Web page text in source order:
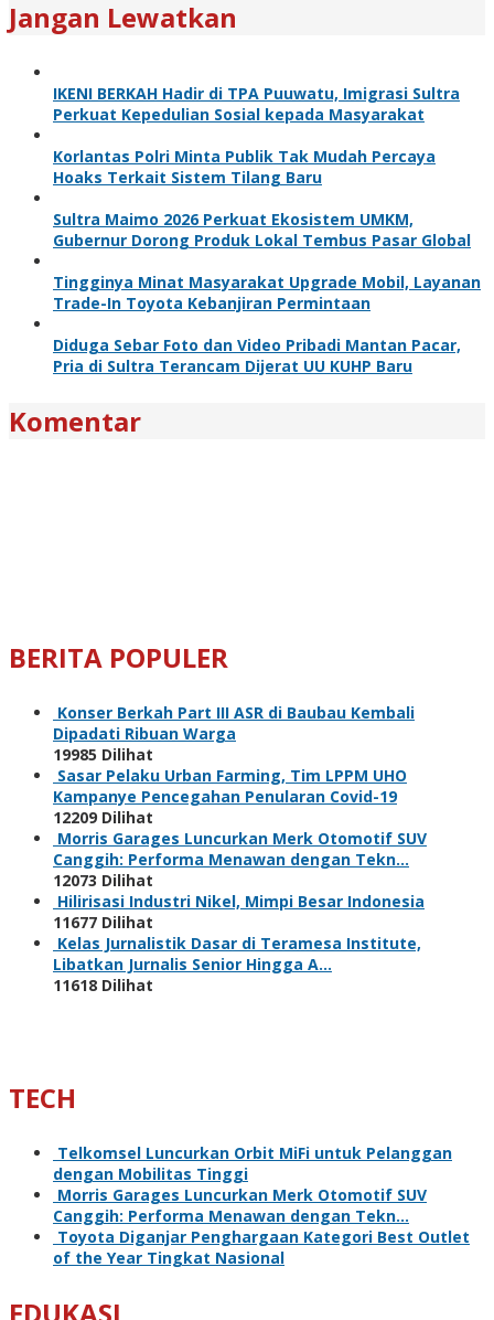
Jangan Lewatkan
IKENI BERKAH Hadir di TPA Puuwatu, Imigrasi Sultra
Perkuat Kepedulian Sosial kepada Masyarakat
Korlantas Polri Minta Publik Tak Mudah Percaya
Hoaks Terkait Sistem Tilang Baru
Sultra Maimo 2026 Perkuat Ekosistem UMKM,
Gubernur Dorong Produk Lokal Tembus Pasar Global
Tingginya Minat Masyarakat Upgrade Mobil, Layanan
Trade-In Toyota Kebanjiran Permintaan
Diduga Sebar Foto dan Video Pribadi Mantan Pacar,
Pria di Sultra Terancam Dijerat UU KUHP Baru
Komentar
BERITA POPULER
Konser Berkah Part III ASR di Baubau Kembali
Dipadati Ribuan Warga
19985 Dilihat
Sasar Pelaku Urban Farming, Tim LPPM UHO
Kampanye Pencegahan Penularan Covid-19
12209 Dilihat
Morris Garages Luncurkan Merk Otomotif SUV
Canggih: Performa Menawan dengan Tekn…
12073 Dilihat
Hilirisasi Industri Nikel, Mimpi Besar Indonesia
11677 Dilihat
Kelas Jurnalistik Dasar di Teramesa Institute,
Libatkan Jurnalis Senior Hingga A…
11618 Dilihat
TECH
Telkomsel Luncurkan Orbit MiFi untuk Pelanggan
dengan Mobilitas Tinggi
Morris Garages Luncurkan Merk Otomotif SUV
Canggih: Performa Menawan dengan Tekn…
Toyota Diganjar Penghargaan Kategori Best Outlet
of the Year Tingkat Nasional